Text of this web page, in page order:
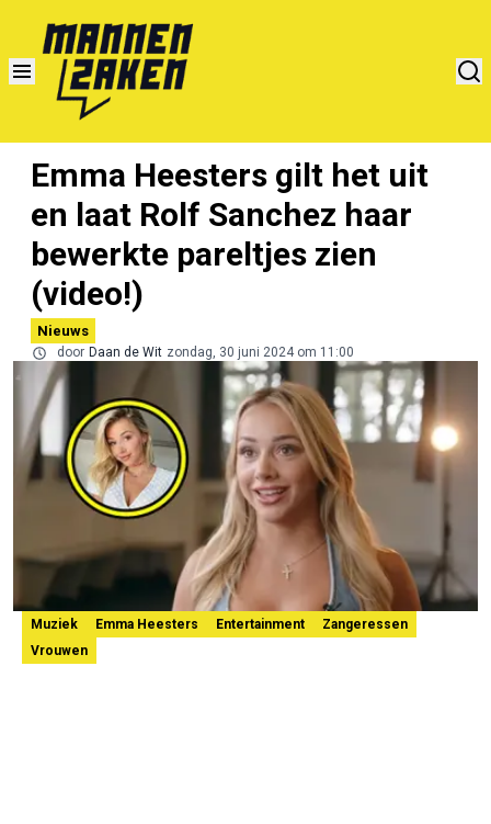
Emma Heesters gilt het uit
en laat Rolf Sanchez haar
bewerkte pareltjes zien
(video!)
Nieuws
door Daan de Wit zondag, 30 juni 2024 om 11:00
Muziek Emma Heesters Entertainment
Zangeressen
Vrouwen